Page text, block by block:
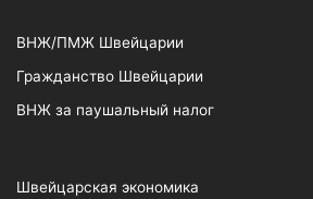
ВНЖ/ПМЖ Швейцарии
Гражданство Швейцарии
ВНЖ за паушальный налог
Швейцарская экономика